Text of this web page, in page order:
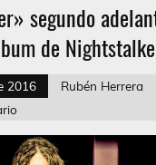
segundo
de
2016
Rubén Herrera